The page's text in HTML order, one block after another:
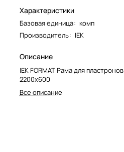
Характеристики
Базовая единица: комп
Производитель: IEK
Описание
IEK FORMAT Рама для пластронов
2200х600
Все описание